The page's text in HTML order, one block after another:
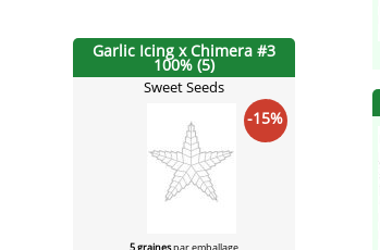
Garlic Icing x Chimera #3
100% (5)
Sweet Seeds
-15%